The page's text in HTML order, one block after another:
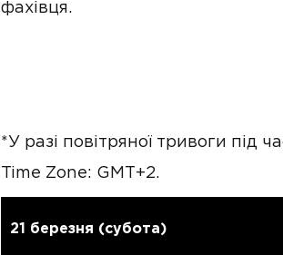
фахівця.
*У разі повітряної тривоги під
Time Zone: GMT+2.
21 березня (субота)